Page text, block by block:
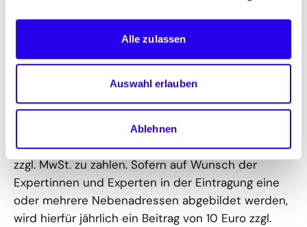
Alle zulassen
Auswahl erlauben
Ablehnen
Die Contracting-Orientierungsberatung ist dem
Modul „Nichtwohngebäude“ zugeordnet. Für die
jeweils einmalig ein Eintragungsbeitrag von 100
Euro zzgl. MwSt. an. Zudem ist ein Jahresbeitrag im
Modul Nichtwohngebäude in Höhe von 120 Euro
zzgl. MwSt. zu zahlen. Sofern auf Wunsch der
Expertinnen und Experten in der Eintragung eine
oder mehrere Nebenadressen abgebildet werden,
wird hierfür jährlich ein Beitrag von 10 Euro zzgl.